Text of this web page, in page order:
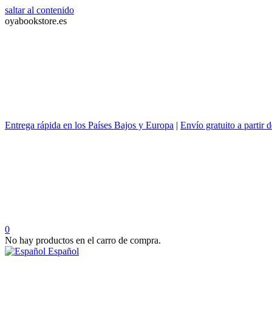
saltar al contenido
oyabookstore.es
Entrega rápida en los Países Bajos y Europa | Envío gratuito a partir
0
No hay productos en el carro de compra.
Español